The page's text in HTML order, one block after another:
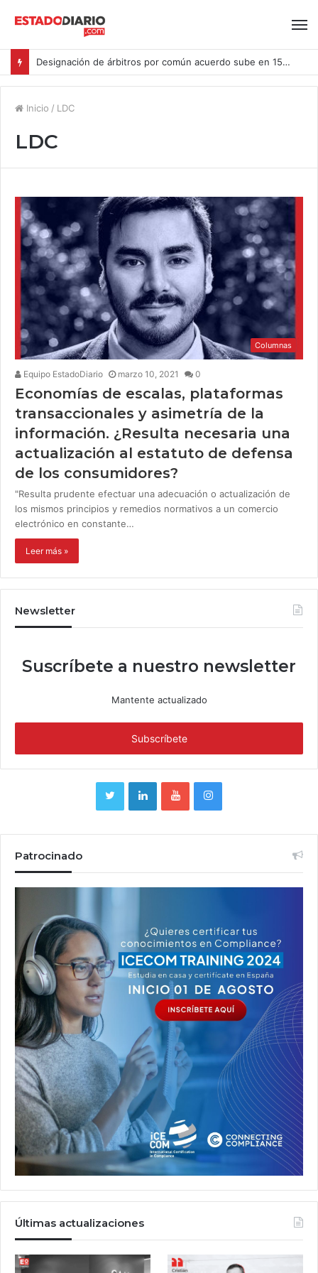
Designación de árbitros por común acuerdo sube en 15% en las causas ingresadas al CAM Santiago durante el primer semestre del año
Inicio / LDC
LDC
Columnas
Equipo EstadoDiario marzo 10, 2021 0
Economías de escalas, plataformas
transaccionales y asimetría de la
información. ¿Resulta necesaria una
actualización al estatuto de defensa
de los consumidores?
"Resulta prudente efectuar una adecuación o actualización de
los mismos principios y remedios normativos a un comercio
electrónico en constante…
Leer más »
Newsletter
Suscríbete a nuestro newsletter
Mantente actualizado
Patrocinado
Últimas actualizaciones